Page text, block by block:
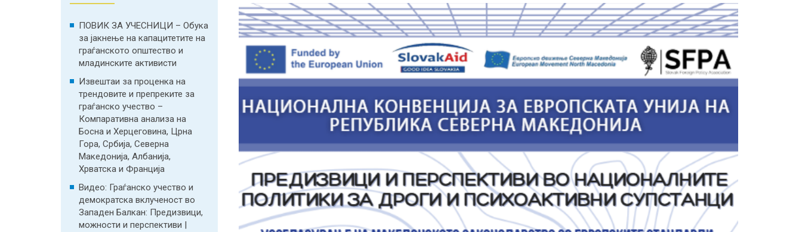
ПОВИК ЗА УЧЕСНИЦИ – Обука
за јакнење на капацитетите на
граѓанското општество и
младинските активисти
Извештаи за проценка на
трендовите и препреките за
граѓанско учество –
Компаративна анализа на
Босна и Херцеговина, Црна
Гора, Србија, Северна
Македонија, Албанија,
Хрватска и Франција
Видео: Граѓанско учество и
демократска вклученост во
Западен Балкан: Предизвици,
можности и перспективи |